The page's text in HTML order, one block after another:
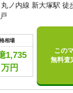
ノ内線 新大塚駅 徒
戸
相場
1,735
万円
この
無料査